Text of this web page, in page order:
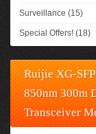
Surveillance (15)
Special Offers! (18)
Ruijie XG-
850nm 300m
Transceiver